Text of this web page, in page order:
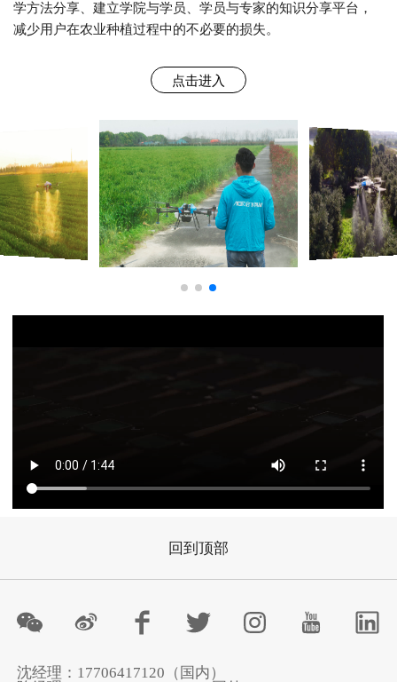
学方法分享、建立学院与学员、学员与专家的知识分享平台，
减少用户在农业种植过程中的不必要的损失。
点击进入
回到顶部
沈经理：17706417120（国内）